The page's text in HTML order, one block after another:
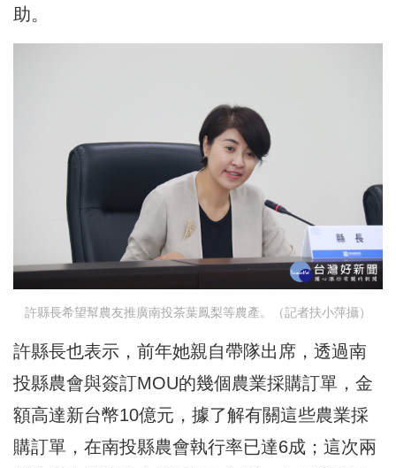
助。
許縣長希望幫農友推廣南投茶葉鳳梨等農產。（記者扶小萍攝）
許縣長也表示，前年她親自帶隊出席，透過南
投縣農會與簽訂MOU的幾個農業採購訂單，金
額高達新台幣10億元，據了解有關這些農業採
購訂單，在南投縣農會執行率已達6成；這次兩